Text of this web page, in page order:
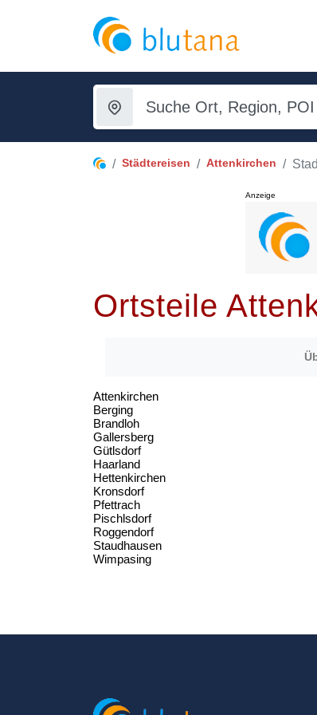
Städtereisen Attenkirchen
Anzeige
Ortsteile
Attenkirchen
Berging
Brandloh
Gallersberg
Gütlsdorf
Haarland
Hettenkirchen
Kronsdorf
Pfettrach
Pischlsdorf
Roggendorf
Staudhausen
Wimpasing